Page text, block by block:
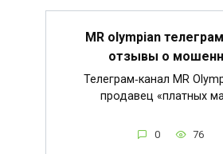
MR olympian
отзывы о
Телеграм‑канал MR
продавец «платных
0 76